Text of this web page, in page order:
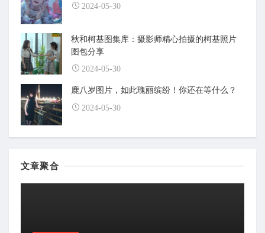
2024-05-30
秋和柯基图集库：摄影师精心拍摄的柯基照片
图包分享
2024-05-30
鹿八岁图片，如此瑰丽缤纷！你还在等什么？
2024-05-30
文章聚合